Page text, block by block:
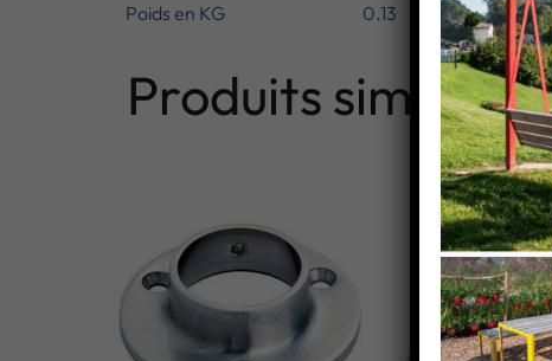
Poids en KG 0.13
Produits similaires